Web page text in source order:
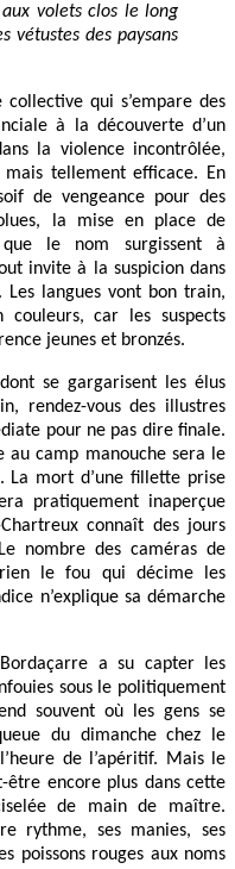
volets clos le long
vétustes des paysans
qui s’empare des
à la découverte d’un
la violence incontrôlée,
mais tellement efficace. En
de vengeance pour des
la mise en place de
le nom surgissent à
invite à la suspicion dans
Les langues vont bon train,
car les suspects
jeunes et bronzés.
se gargarisent les élus
rendez-vous des illustres
pour ne pas dire finale.
au camp manouche sera le
La mort d’une fillette prise
pratiquement inaperçue
connaît des jours
nombre des caméras de
le fou qui décime les
n’explique sa démarche
a su capter les
sous le politiquement
souvent où les gens se
du dimanche chez le
de l’apéritif. Mais le
être encore plus dans cette
de main de maître.
rythme, ses manies, ses
poissons rouges aux noms